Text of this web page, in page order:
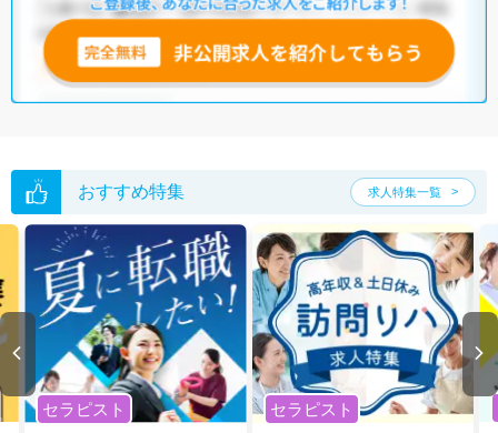
いただくか、お気軽にお問い合わせください。
全国の理学療法士求人
無料転職支援サービス
にお申し込みいただくと、ご希望条件をヒアリン
グした上で求人をご提案いたします。
い。
おすすめ特集 求人特集一覧
セラピスト セラピスト